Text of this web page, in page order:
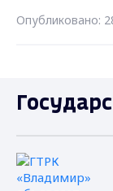
Опубликовано: